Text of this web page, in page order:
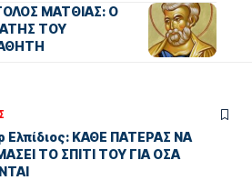
ΜΑΤΘΙΑΣ: Ο
ΤΟΥ
Ελπίδιος: ΚΑΘΕ ΠΑΤΕΡΑΣ ΝΑ
ΤΟ ΣΠΙΤΙ ΤΟΥ ΓΙΑ ΟΣΑ